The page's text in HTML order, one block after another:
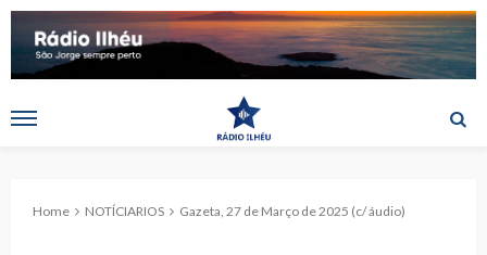
Home NOTÍCIARIOS Gazeta, 27 de Março de 2025 (c/ áudio)